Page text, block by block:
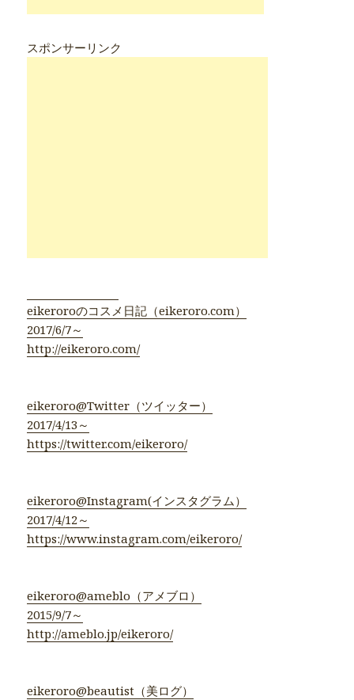
スポンサーリンク
eikeroroのコスメ日記（eikeroro.com）
2017/6/7～
http://eikeroro.com/
eikeroro@Twitter（ツイッター）
2017/4/13～
https://twitter.com/eikeroro/
eikeroro@Instagram(インスタグラム）
2017/4/12～
https://www.instagram.com/eikeroro/
eikeroro@ameblo（アメブロ）
2015/9/7～
http://ameblo.jp/eikeroro/
eikeroro@beautist（美ログ）